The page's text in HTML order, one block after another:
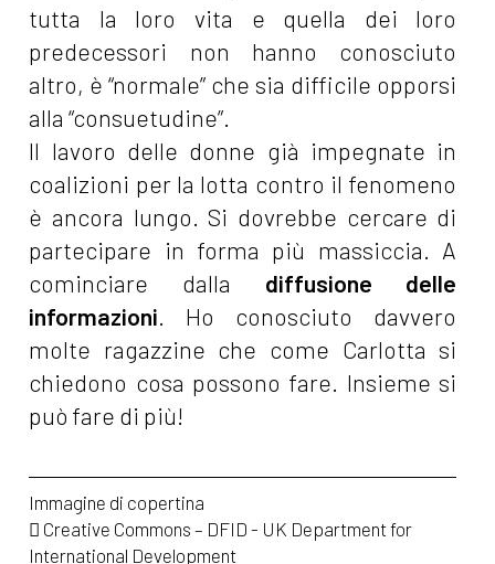
tutta la loro vita e quella dei loro
predecessori non hanno conosciuto
altro, è “normale” che sia difficile opporsi
alla “consuetudine”.
Il lavoro delle donne già impegnate in
coalizioni per la lotta contro il fenomeno
è ancora lungo. Si dovrebbe cercare di
partecipare in forma più massiccia. A
cominciare dalla diffusione delle
informazioni . Ho conosciuto davvero
molte ragazzine che come Carlotta si
chiedono cosa possono fare. Insieme si
può fare di più!
Creative Commons – DFID - UK Department for
International Development